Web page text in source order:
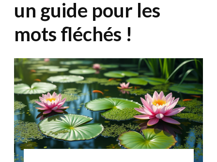
un guide pour les
mots fléchés !